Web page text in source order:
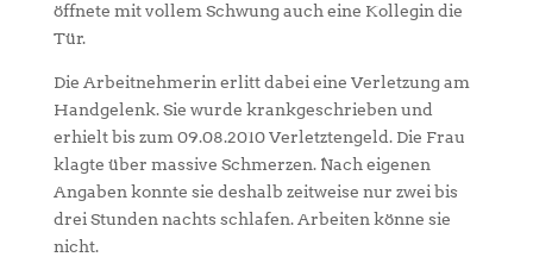
öffnete mit vollem Schwung auch eine Kollegin die
Tür.
Die Arbeitnehmerin erlitt dabei eine Verletzung am
Handgelenk. Sie wurde krankgeschrieben und
erhielt bis zum 09.08.2010 Verletztengeld. Die Frau
klagte über massive Schmerzen. Nach eigenen
Angaben konnte sie deshalb zeitweise nur zwei bis
drei Stunden nachts schlafen. Arbeiten könne sie
nicht.